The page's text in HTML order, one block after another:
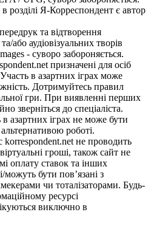
розділі Я-Корреспондент є автор
та відтворення
або аудіовізуальних творів
- суворо забороняється.
призначені для осіб
в азартних іграх може
Дотримуйтесь правил
гри. При виявленні перших
зверніться до спеціаліста.
азартних іграх не може бути
роботі.
korrespondent.net не проводить
гроші, також сайт не
оплату ставок та інших
можуть бути пов’язані з
чи тоталізаторами. Будь-
ресурсі
виключно в